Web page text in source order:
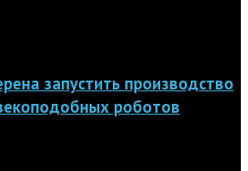
запустить производство
роботов